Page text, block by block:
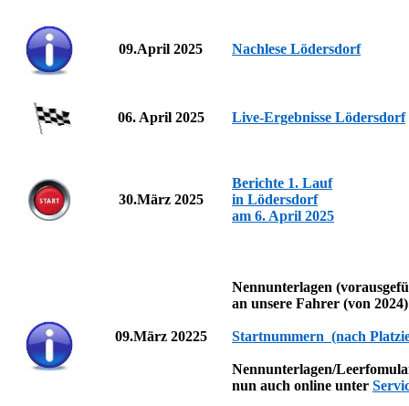
09.April 2025 Nachlese Lödersdorf
06. April 2025 Live-Ergebnisse Lödersdorf
30.März 2025
Berichte 1. Lauf
in Lödersdorf
am 6. April 2025
09.März 20225
Nennunterlagen
an unsere Fahrer (von
Startnummern (nach
Nennunterlagen/
nun auch online unter